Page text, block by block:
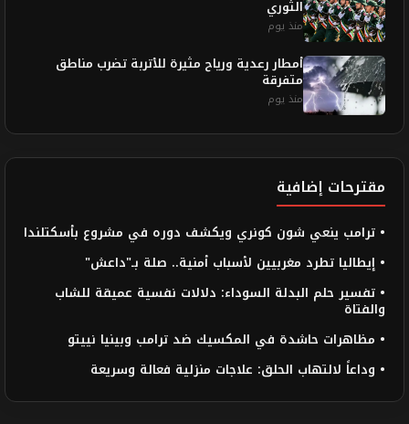
الثوري
منذ يوم
أمطار رعدية ورياح مثيرة للأتربة تضرب مناطق
متفرقة
منذ يوم
مقترحات إضافية
• ترامب ينعي شون كونري ويكشف دوره في مشروع بأسكتلندا
• إيطاليا تطرد مغربيين لأسباب أمنية.. صلة بـ"داعش"
• تفسير حلم البدلة السوداء: دلالات نفسية عميقة للشاب
والفتاة
• مظاهرات حاشدة في المكسيك ضد ترامب وبينيا نييتو
• وداعاً لالتهاب الحلق: علاجات منزلية فعالة وسريعة